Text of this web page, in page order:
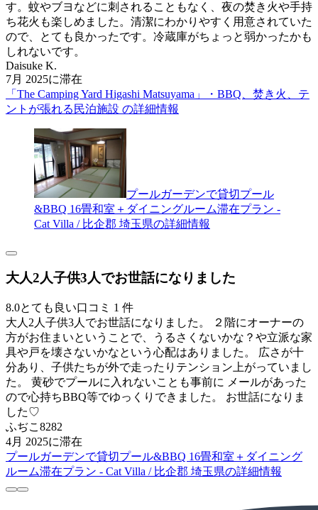
す。蚊やブヨなどに刺されることもなく、夜の焚き火や手持
ち花火も楽しめました。清潔にわかりやすく用意されていた
ので、とても良かったです。冷蔵庫がちょっと弱かったかも
しれないです。
Daisuke K.
7月 2025に滞在
「The Camping Yard Higashi Matsuyama」・BBQ、焚き火、テ
ントが張れる民泊施設 の詳細情報
プールガーデンで貸切プール
&BBQ 16畳和室＋ダイニングルーム滞在プラン -
Cat Villa / 比企郡 埼玉県の詳細情報
大人2人子供3人でお世話になりました
8.0とても良い口コミ 1 件
大人2人子供3人でお世話になりました。 ２階にオーナーの
方がお住まいということで、うるさくないかな？や立派な家
具や戸を壊さないかなという心配はありました。 広さが十
分あり、子供たちが外で走ったりテンション上がっていまし
た。 黄砂でプールに入れないことも事前に メールがあった
ので心持ちBBQ等でゆっくりできました。 お世話になりま
した♡
ふぢこ8282
4月 2025に滞在
プールガーデンで貸切プール&BBQ 16畳和室＋ダイニング
ルーム滞在プラン - Cat Villa / 比企郡 埼玉県の詳細情報